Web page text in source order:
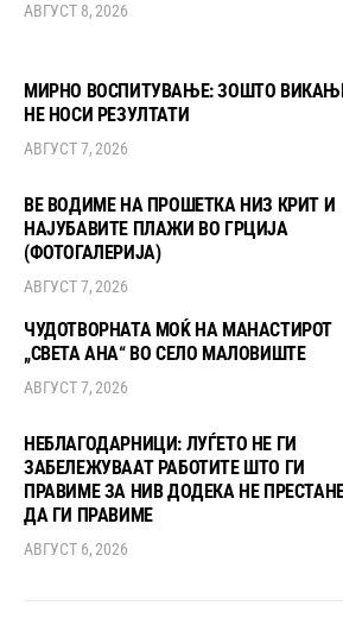
АВГУСТ 8, 2026
МИРНО ВОСПИТУВАЊЕ: ЗОШТО
НЕ НОСИ РЕЗУЛТАТИ
АВГУСТ 7, 2026
ВЕ ВОДИМЕ НА ПРОШЕТКА НИЗ КРИТ И
НАЈУБАВИТЕ ПЛАЖИ ВО ГРЦИЈА
(ФОТОГАЛЕРИЈА)
АВГУСТ 7, 2026
ЧУДОТВОРНАТА МОЌ НА МАНАСТИРОТ
„СВЕТА АНА“ ВО СЕЛО МАЛОВИШТЕ
АВГУСТ 7, 2026
НЕБЛАГОДАРНИЦИ: ЛУЃЕТО НЕ ГИ
ЗАБЕЛЕЖУВААТ РАБОТИТЕ ШТО ГИ
ПРАВИМЕ ЗА НИВ ДОДЕКА НЕ
ДА ГИ ПРАВИМЕ
АВГУСТ 6, 2026